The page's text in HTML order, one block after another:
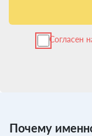
Согласен
Почему